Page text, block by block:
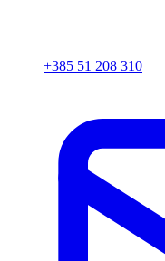
+385 51 208 310